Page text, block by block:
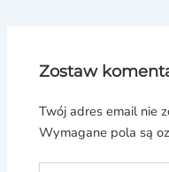
Zostaw
Twój adres email nie
Wymagane pola są